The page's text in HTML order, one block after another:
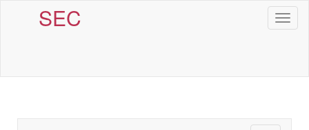
SEC